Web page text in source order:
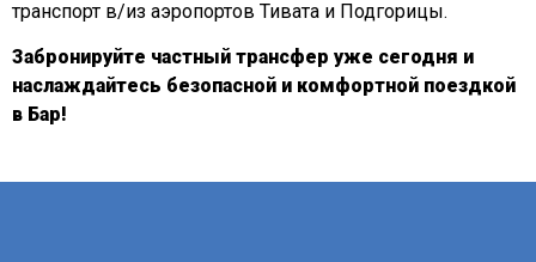
транспорт в/из аэропортов Тивата и Подгорицы.
Забронируйте частный трансфер уже сегодня и
наслаждайтесь безопасной и комфортной поездкой
в Бар!